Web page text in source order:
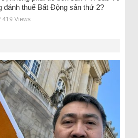
đánh thuế Bất Động sản thứ 2?
Views